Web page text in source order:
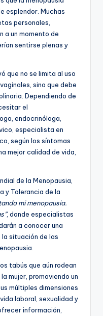
esplendor. Muchas
personales,
a un momento de
sentirse plenas y
que no se limita al uso
sino que debe
Dependiendo de
el
endocrinóloga,
especialista en
según los síntomas
mejor calidad de vida,
de la Menopausia,
y Tolerancia de la
mi menopausia.
, donde especialistas
a conocer una
situación de las
tabús que aún rodean
mujer, promoviendo un
múltiples dimensiones
laboral, sexualidad y
información,